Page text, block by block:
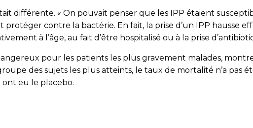
différente. « On pouvait penser que les IPP étaient
protéger contre la bactérie. En fait, la prise d’un IPP hausse
à l’âge, au fait d’être hospitalisé ou à la prise
pour les patients les plus gravement malades, montre
des sujets les plus atteints, le taux de mortalité n’a pas
eu le placebo.